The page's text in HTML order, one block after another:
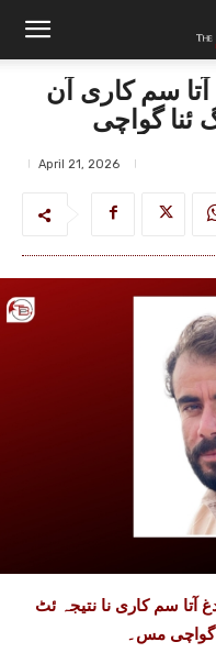
سم کاری آن
ئنا گواچی
April 21, 2026
آتا سم کاری نا نتیجہ ئٹ
گواچی مس۔